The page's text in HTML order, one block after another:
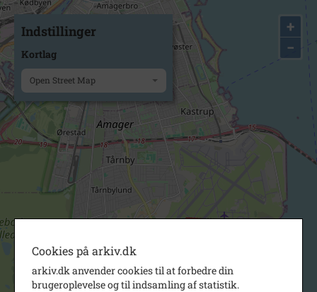
+
−
Indstillinger
Kortlag
Open Street Map
Cookies på arkiv.dk
arkiv.dk anvender cookies til at forbedre din
brugeroplevelse og til indsamling af statistik.